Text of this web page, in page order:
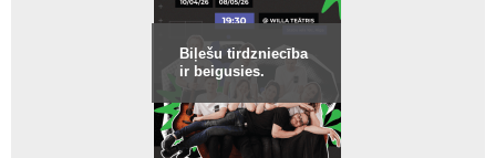
Biļešu tirdzniecība
ir beigusies.